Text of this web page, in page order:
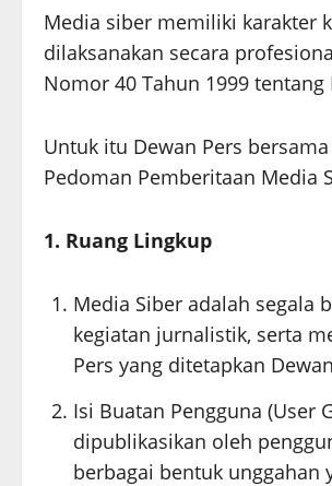
Media siber memiliki karakter
dilaksanakan secara
Nomor 40 Tahun 1999
Untuk itu Dewan Pers
Pedoman Pemberitaan Media
1. Ruang Lingkup
Media Siber adalah segala
kegiatan jurnalistik, serta
Pers yang ditetapkan
Isi Buatan Pengguna (User
dipublikasikan oleh
berbagai bentuk unggahan